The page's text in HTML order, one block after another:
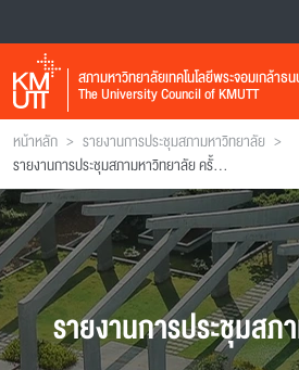
สภามหาวิทยาลัยเทคโนโลยีพระจอมเกล้าธ
The University Council of KMUTT
หน้าหลัก > รายงานการประชุมสภามหาวิทยาลัย >
รายงานการประชุมสภามหาวิทยาลัย ครั้งที่ 167
รายงานการประชุมส